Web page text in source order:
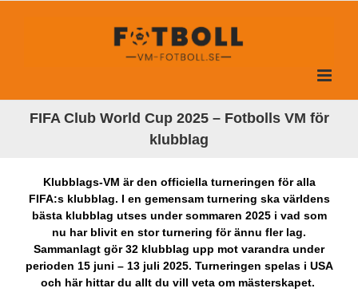
FIFA Club World Cup 2025 – Fotbolls VM för
klubblag
Klubblags-VM är den officiella turneringen för alla
FIFA:s klubblag. I en gemensam turnering ska världens
bästa klubblag utses under sommaren 2025 i vad som
nu har blivit en stor turnering för ännu fler lag.
Sammanlagt gör 32 klubblag upp mot varandra under
perioden 15 juni – 13 juli 2025. Turneringen spelas i USA
och här hittar du allt du vill veta om mästerskapet.